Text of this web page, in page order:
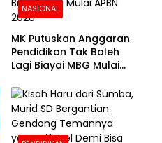
NASIONAL
MK Putuskan Anggaran
Pendidikan Tak Boleh
Lagi Biayai MBG Mulai